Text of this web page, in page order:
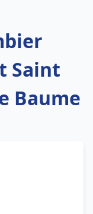
Saint
Baume